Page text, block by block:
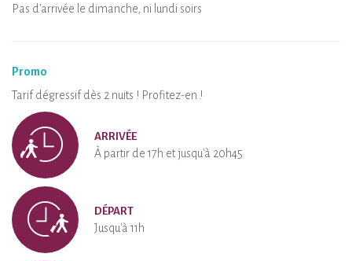
Pas d'arrivée le dimanche, ni lundi soirs
Promo
Tarif dégressif dès 2 nuits ! Profitez-en !
ARRIVÉE
À partir de 17h et jusqu'à 20h45
DÉPART
Jusqu'à 11h